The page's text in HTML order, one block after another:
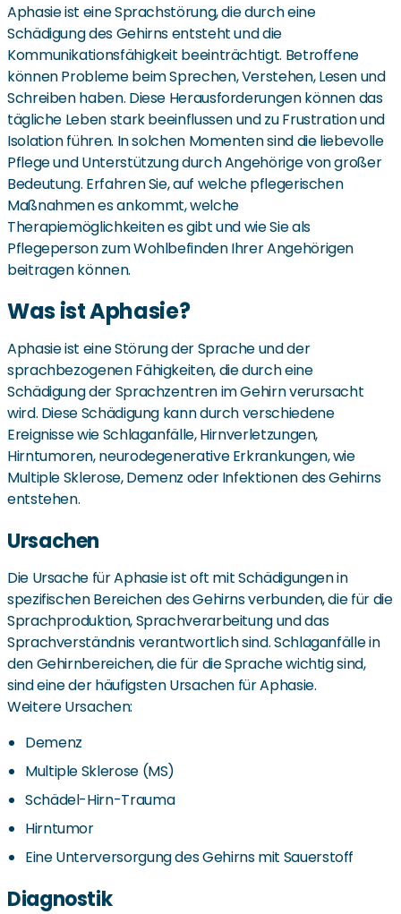
Aphasie ist eine Sprachstörung, die durch eine
Schädigung des Gehirns entsteht und die
Kommunikationsfähigkeit beeinträchtigt. Betroffene
können Probleme beim Sprechen, Verstehen, Lesen und
Schreiben haben. Diese Herausforderungen können das
tägliche Leben stark beeinflussen und zu Frustration und
Isolation führen. In solchen Momenten sind die liebevolle
Pflege und Unterstützung durch Angehörige von großer
Bedeutung. Erfahren Sie, auf welche pflegerischen
Maßnahmen es ankommt, welche
Therapiemöglichkeiten es gibt und wie Sie als
Pflegeperson zum Wohlbefinden Ihrer Angehörigen
beitragen können.
Was ist Aphasie?
Aphasie ist eine Störung der Sprache und der
sprachbezogenen Fähigkeiten, die durch eine
Schädigung der Sprachzentren im Gehirn verursacht
wird. Diese Schädigung kann durch verschiedene
Ereignisse wie Schlaganfälle, Hirnverletzungen,
Hirntumoren, neurodegenerative Erkrankungen, wie
Multiple Sklerose, Demenz oder Infektionen des Gehirns
entstehen.
Ursachen
Die Ursache für Aphasie ist oft mit Schädigungen in
spezifischen Bereichen des Gehirns verbunden, die für die
Sprachproduktion, Sprachverarbeitung und das
Sprachverständnis verantwortlich sind. Schlaganfälle in
den Gehirnbereichen, die für die Sprache wichtig sind,
sind eine der häufigsten Ursachen für Aphasie.
Weitere Ursachen:
Demenz
Multiple Sklerose (MS)
Schädel-Hirn-Trauma
Hirntumor
Eine Unterversorgung des Gehirns mit Sauerstoff
Diagnostik